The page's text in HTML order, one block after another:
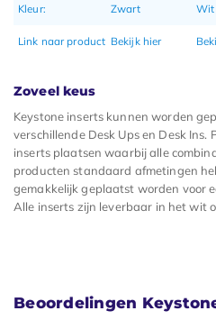
Kleur: Zwart Wit
Link naar product Bekijk hier
Zoveel keus
Keystone inserts kunnen worden
verschillende Desk Ups en Desk Ins.
inserts plaatsen waarbij alle
producten standaard afmetingen
gemakkelijk geplaatst worden voor
Alle inserts zijn leverbaar in het wit
Beoordelingen